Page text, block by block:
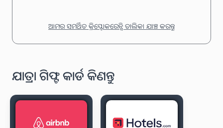
ଆମର ସମର୍ଥିତ କ୍ରିପ୍ଟୋକରେନ୍ସି ତାଲିକା ଯାଞ୍ଚ କରନ୍ତୁ
ଯାତ୍ରା ଗିଫ୍ଟ କାର୍ଡ କିଣନ୍ତୁ